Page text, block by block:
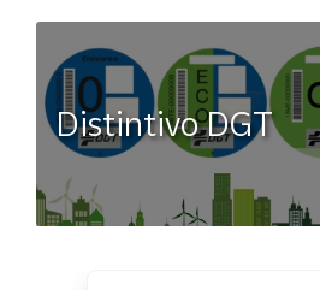
Distintivo DGT